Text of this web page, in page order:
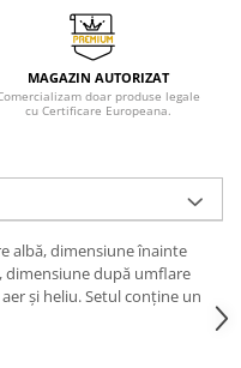
MAGAZIN AUTORIZAT
doar produse legale
cu Certificare Europeana.
albă, dimensiune înainte
dimensiune după umflare
și heliu. Setul conține un